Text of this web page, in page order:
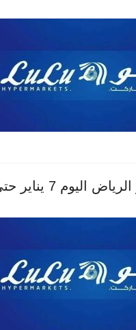
حتى 20 يناير 2026 اهلا رمضان